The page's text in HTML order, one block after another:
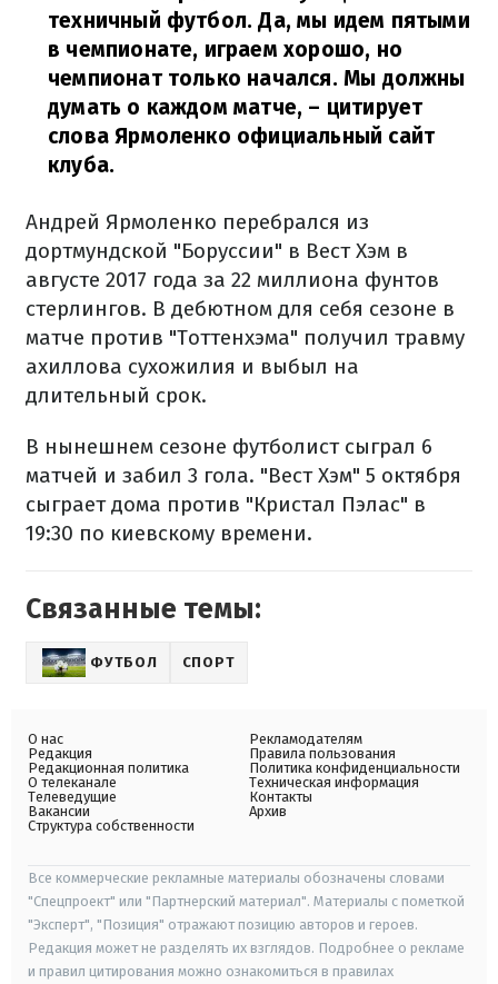
техничный футбол. Да, мы идем пятыми
в чемпионате, играем хорошо, но
чемпионат только начался. Мы должны
думать о каждом матче, – цитирует
слова Ярмоленко официальный сайт
клуба.
Андрей Ярмоленко перебрался из
дортмундской "Боруссии" в Вест Хэм в
августе 2017 года за 22 миллиона фунтов
стерлингов. В дебютном для себя сезоне в
матче против "Тоттенхэма" получил травму
ахиллова сухожилия и выбыл на
длительный срок.
В нынешнем сезоне футболист сыграл 6
матчей и забил 3 гола. "Вест Хэм" 5 октября
сыграет дома против "Кристал Пэлас" в
19:30 по киевскому времени.
Связанные темы:
ФУТБОЛ СПОРТ
О нас
Редакция
Редакционная политика
О телеканале
Телеведущие
Вакансии
Структура собственности
Рекламодателям
Правила пользования
Политика конфиденциальности
Техническая информация
Контакты
Архив
Все коммерческие рекламные материалы обозначены словами
"Спецпроект" или "Партнерский материал". Материалы с пометкой
"Эксперт", "Позиция" отражают позицию авторов и героев.
Редакция может не разделять их взглядов. Подробнее о рекламе
и правил цитирования можно ознакомиться в правилах